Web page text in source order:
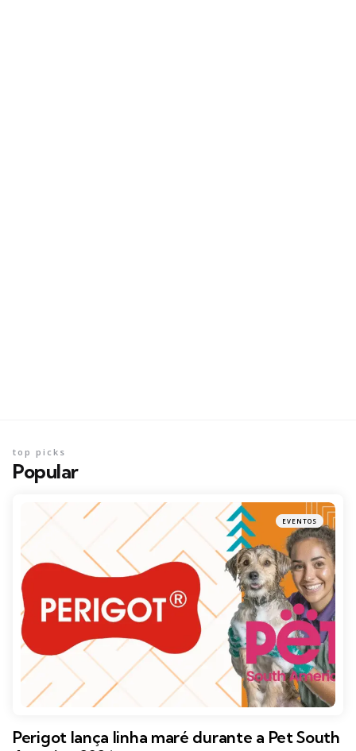
Popular
top picks
EVENTOS
Perigot lança linha maré durante a Pet South